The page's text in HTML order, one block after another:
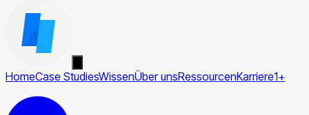
HomeCase StudiesWissenÜber unsRessourcenKarriere1+